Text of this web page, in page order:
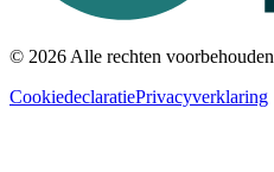
© 2026 Alle rechten voorbehouden
CookiedeclaratiePrivacyverklaring